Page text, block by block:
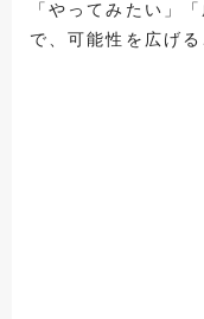
「やってみたい」
で、可能性を広げる